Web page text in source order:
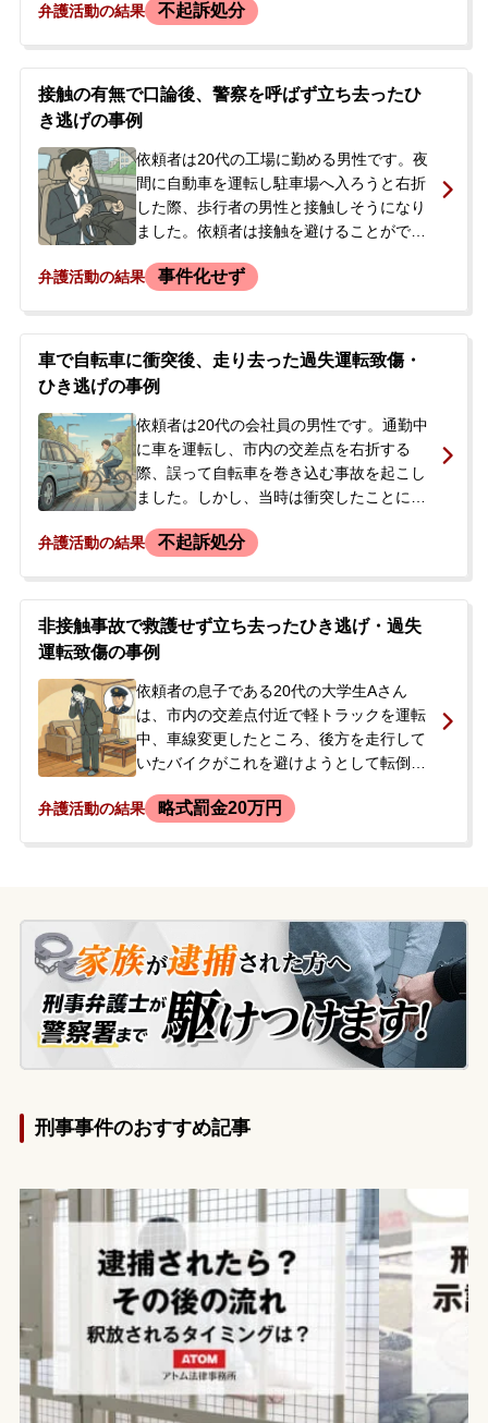
場を離れました。しかし、気になって現場
あり、被害者が未成年であったため、被害
者の自宅で両親も交えて話をしました。被
害者は打撲の怪我を負っていると聞かさ
れ、警察からは後日改めて連絡すると言わ
れました。依頼者は過失運転致傷や報告義
務違反（ひき逃げ）に問われるのではない
かと不安になり、当事務所へ相談に来られ
弁護活動の結果 不起訴処分
接触の有無で口論後、警察を呼ばず立ち去ったひ
き逃げの事例
依頼者は20代の工場に勤める男性です。夜
間に自動車を運転し駐車場へ入ろうと右折
した際、歩行者の男性と接触しそうになり
ました。依頼者は接触を避けることができ
「当たったから警察を呼んでほしい」と言
い立ち去りましたが、その際にナンバープ
レートを確認されているようでした。帰宅
後、証拠となるはずのドライブレコーダー
の映像が上書きされていることに気づき、
後日ひき逃げとして通報されるのではない
かと不安になり、今後の対応について相談
に来られました。
弁護活動の結果 事件化せず
車で自転車に衝突後、走り去った過失運転致傷・
ひき逃げの事例
依頼者は20代の会社員の男性です。通勤中
に車を運転し、市内の交差点を右折する
際、誤って自転車を巻き込む事故を起こし
ました。しかし、当時は衝突したことに気
た。その後、被害者が自転車で追いかけて
した。お昼ごろに車の所有者である父親の
もとに警察から連絡があり、依頼者は警察
署へ出頭。取り調べを受けた後、同日中に
両親が身元引受人となり釈放されました。
今後の刑事手続きや被害者対応に不安を抱
いたご両親が、当事務所にご相談されまし
た。
弁護活動の結果 不起訴処分
非接触事故で救護せず立ち去ったひき逃げ・過失
運転致傷の事例
依頼者の息子である20代の大学生Aさん
は、市内の交差点付近で軽トラックを運転
中、車線変更したところ、後方を走行して
いたバイクがこれを避けようとして転倒す
の接触がなかったため事故に気づかずその
の容疑で在宅捜査が進められました。Aさ
んは事故の認識がなかったと否認を続けま
したが、警察での取調べが終わり、免許取
消につながる行政処分の意見聴聞の通知が
来た段階で、ご両親が今後の刑事・行政処
分の見通しについて相談に来られました。
弁護活動の結果 略式罰金20万円
刑事事件のおすすめ記事